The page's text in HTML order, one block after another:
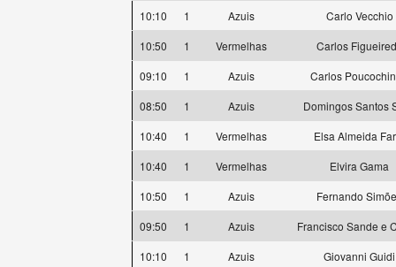
10:10
1 Azuis
Carlo Vecchio
10:50
1 Vermelhas
Carlos
09:10
1 Azuis
Carlos
08:50
1 Azuis
Domingos Santos
10:40
1 Vermelhas
Elsa Almeida
10:40
1 Vermelhas
Elvira Gama
10:50
1 Azuis
Fernando
09:50
1 Azuis
Francisco Sande e
10:10
1 Azuis
Giovanni Guidi